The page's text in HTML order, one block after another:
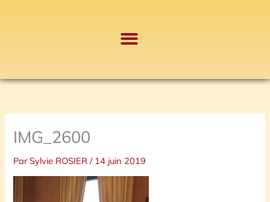
IMG_2600
ParSylvie ROSIER/ 14 juin 2019